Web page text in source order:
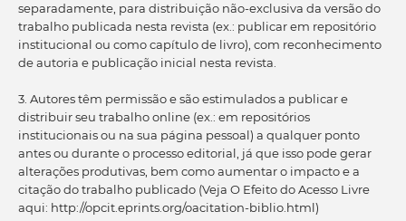
separadamente, para distribuição não-exclusiva da versão do
trabalho publicada nesta revista (ex.: publicar em repositório
institucional ou como capítulo de livro), com reconhecimento
de autoria e publicação inicial nesta revista.
3. Autores têm permissão e são estimulados a publicar e
distribuir seu trabalho online (ex.: em repositórios
institucionais ou na sua página pessoal) a qualquer ponto
antes ou durante o processo editorial, já que isso pode gerar
alterações produtivas, bem como aumentar o impacto e a
citação do trabalho publicado (Veja O Efeito do Acesso Livre
aqui: http://opcit.eprints.org/oacitation-biblio.html)